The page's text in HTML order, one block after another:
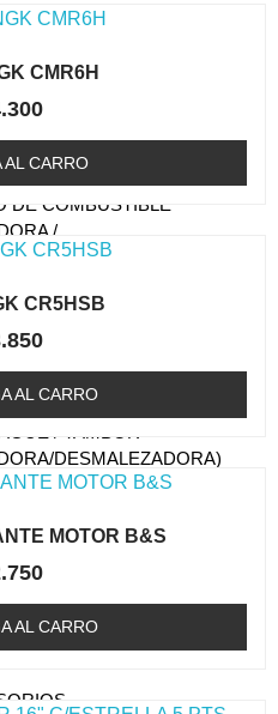
(TRIMMER)
ENGRANAJE
DE COMBUSTIBLE
/
ARRANQUE
DESMALEZADORA)
DESMALEZADORA)
(ORILLADORA /
CMR6H
AL CARRO
CR5HSB
AL CARRO
MOTOR B&S
AL CARRO